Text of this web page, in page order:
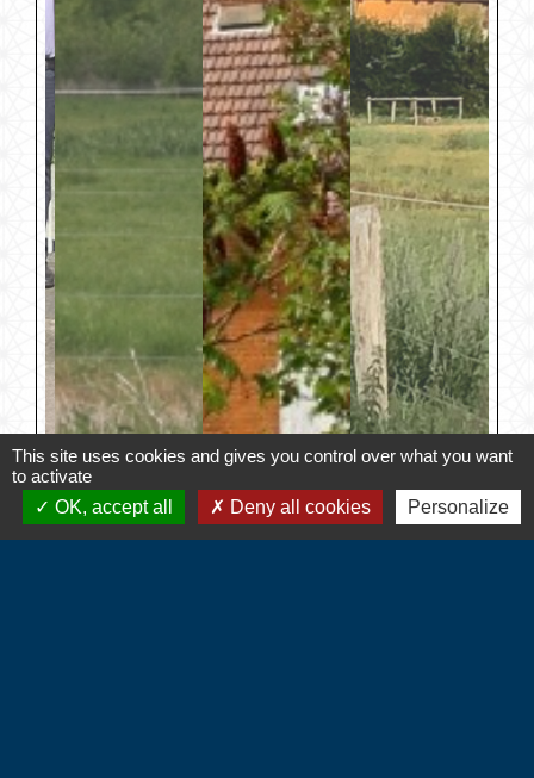
This site uses cookies and gives you control over what you want
to activate
OK, accept all
Deny all cookies Personalize